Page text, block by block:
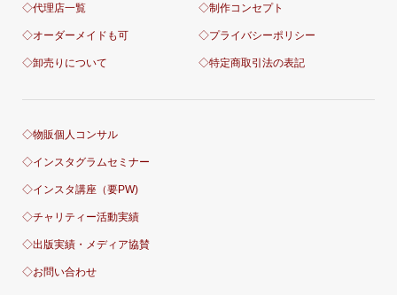
◇代理店一覧
◇オーダーメイドも可
◇卸売りについて
◇制作コンセプト
◇プライバシーポリシー
◇特定商取引法の表記
◇物販個人コンサル
◇インスタグラムセミナー
◇インスタ講座（要PW)
◇チャリティー活動実績
◇出版実績・メディア協賛
◇お問い合わせ